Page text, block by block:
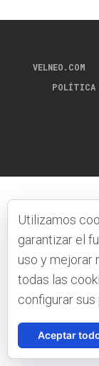
VELNEO.COM
POLÍTICA
Utilizamos
garantizar el
uso y mejorar
todas las
configurar sus
Aceptar